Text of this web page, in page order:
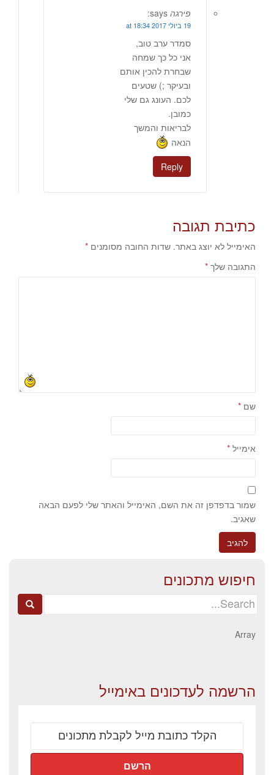
פירגה says:
19 ביולי 2017 at 18:34
סמדר ערב טוב,
אני כל כך שמחה
שבחרת להכין אותם
ובעיקר ;) שטעים
לכם. העונג גם שלי
כמובן.
לבריאות והמשך
הנאה
Reply
כתיבת תגובה
האימייל לא יוצג באתר. שדות החובה מסומנים *
התגובה שלך *
שם *
אימייל *
שמור בדפדפן זה את השם, האימייל והאתר שלי לפעם הבאה
שאגיב.
חיפוש מתכונים
Search
Array
הרשמה לעדכונים באימייל